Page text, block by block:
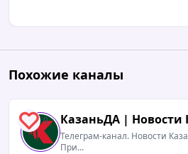
Из-за ремонта дороги
Похожие каналы
0 КазаньДА | Новости
Телеграм-канал. Новости Казани. Реклама:
При...